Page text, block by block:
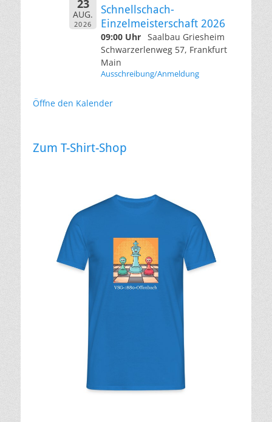
23
AUG.
2026
Schnellschach-
Einzelmeisterschaft 2026
09:00 Uhr Saalbau Griesheim
Schwarzerlenweg 57, Frankfurt
Main
Ausschreibung/Anmeldung
Öffne den Kalender
Zum T-Shirt-Shop